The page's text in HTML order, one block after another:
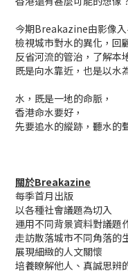
今期Breakazine由影像入
檢視城市對水的異化，回
反省河流的管治，了解本
既是向水靠近，也是以水
水，既是一地的命脈，
香港命水要好，
先要追水的縱跡，聽水的
關於Breakazine
每季首月出版
以各種社會議題為切入
運用不同背景資料對議題
走訪散落城市不同角落的
展現細緻的人文關懷
培養瞭解他人、真誠思辨